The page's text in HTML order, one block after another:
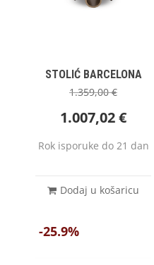
STOLIĆ BARCELONA
1.359,00€
1.007,02€
Rok isporuke do 21 dan
Dodaj u košaricu
-25.9%